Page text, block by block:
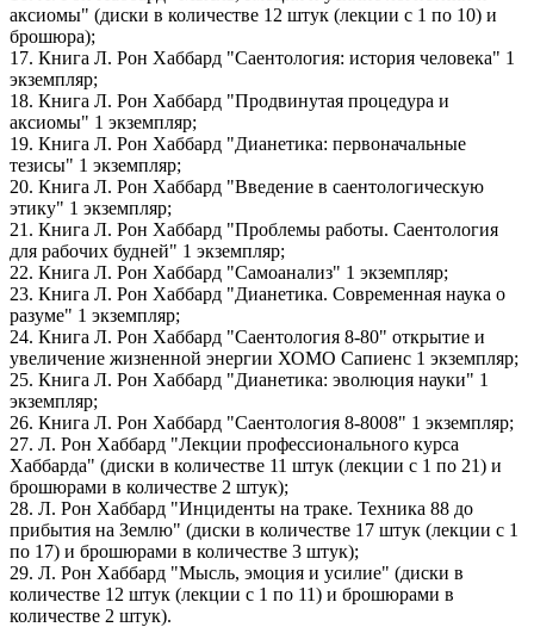
аксиомы" (диски в количестве 12 штук (лекции с 1 по 10) и
брошюра);
17. Книга Л. Рон Хаббард "Саентология: история человека" 1
экземпляр;
18. Книга Л. Рон Хаббард "Продвинутая процедура и
аксиомы" 1 экземпляр;
19. Книга Л. Рон Хаббард "Дианетика: первоначальные
тезисы" 1 экземпляр;
20. Книга Л. Рон Хаббард "Введение в саентологическую
этику" 1 экземпляр;
21. Книга Л. Рон Хаббард "Проблемы работы. Саентология
для рабочих будней" 1 экземпляр;
22. Книга Л. Рон Хаббард "Самоанализ" 1 экземпляр;
23. Книга Л. Рон Хаббард "Дианетика. Современная наука о
разуме" 1 экземпляр;
24. Книга Л. Рон Хаббард "Саентология 8-80" открытие и
увеличение жизненной энергии ХОМО Сапиенс 1 экземпляр;
25. Книга Л. Рон Хаббард "Дианетика: эволюция науки" 1
экземпляр;
26. Книга Л. Рон Хаббард "Саентология 8-8008" 1 экземпляр;
27. Л. Рон Хаббард "Лекции профессионального курса
Хаббарда" (диски в количестве 11 штук (лекции с 1 по 21) и
брошюрами в количестве 2 штук);
28. Л. Рон Хаббард "Инциденты на траке. Техника 88 до
прибытия на Землю" (диски в количестве 17 штук (лекции с 1
по 17) и брошюрами в количестве 3 штук);
29. Л. Рон Хаббард "Мысль, эмоция и усилие" (диски в
количестве 12 штук (лекции с 1 по 11) и брошюрами в
количестве 2 штук).